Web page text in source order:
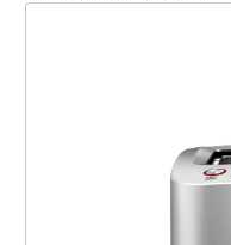
The Smart Toast™